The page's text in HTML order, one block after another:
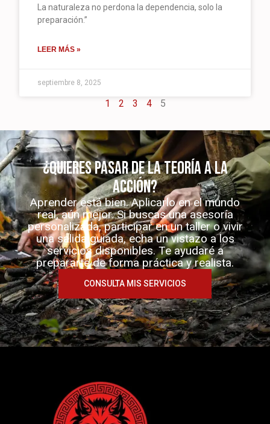
La naturaleza no perdona la dependencia, solo la
preparación.”
LEER MÁS »
septiembre 8, 2025
1 2 3 4 5
¿Quieres pasar de la teoría a la
acción?
Aprender está bien. Aplicarlo en el mundo
real, aún mejor. Si buscas una asesoría
personalizada, participar en un taller o vivir
una salida guiada, echa un vistazo a los
servicios disponibles. Te ayudaré a
prepararte de forma práctica y realista.
CONSULTA MIS SERVICIOS